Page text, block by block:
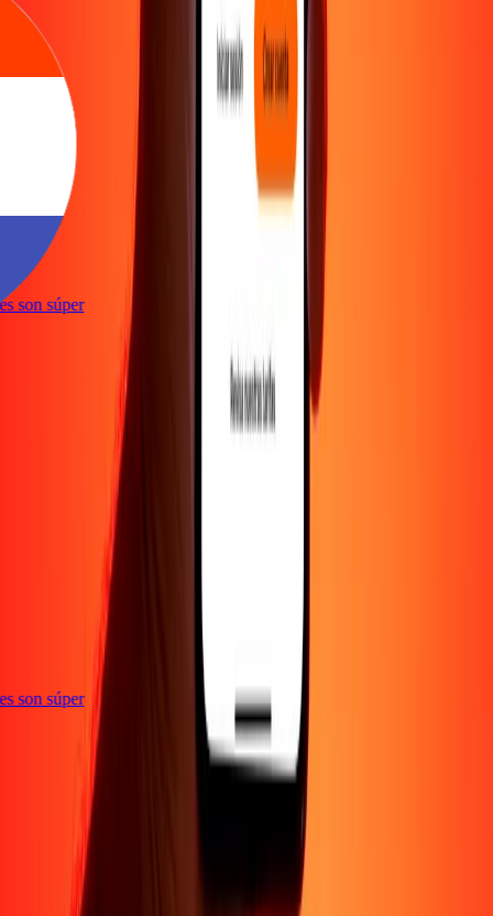
son súper
son súper
Blog Corporativo